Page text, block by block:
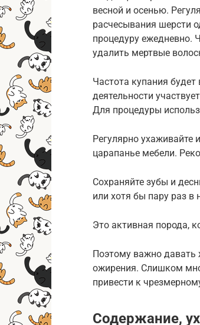
весной и осенью.
расчесывания шерсти
процедуру ежедневно.
удалить мертвые
Частота купания
деятельности
Для процедуры
Регулярно ухаживайте
царапанье мебели.
Сохраняйте зубы и
или хотя бы пару раз в
Это активная порода,
Поэтому важно
ожирения. Слишком
привести к
Содержание,